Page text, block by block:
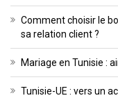
Comment choisir le
sa relation client ?
Mariage en Tunisie :
Tunisie-UE : vers un